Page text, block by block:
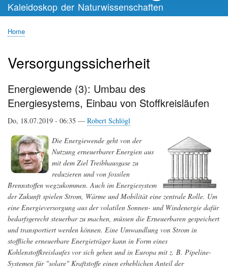
Kaleidoskop der Naturwissenschaften
Home
Versorgungssicherheit
Energiewende (3): Umbau des
Energiesystems, Einbau von Stoffkreisläufen
Do, 18.07.2019 - 06:35 — Robert Schlögl
Die Energiewende geht von der
Nutzung erneuerbarer Energien aus
mit dem Ziel Treibhausgase zu
reduzieren und von fossilen
Brennstoffen wegzukommen. Auch im Energiesystem
der Zukunft spielen Strom, Wärme und Mobilität eine zentrale Rolle. Um
eine Energieversorgung aus der volatilen Sonnen- und Windenergie dafür
bedarfsgerecht steuerbar zu machen, müssen die Erneuerbaren gespeichert
und transportiert werden können. Eine Umwandlung von Strom in
stoffliche erneuerbare Energieträger kann in Form eines
Kohlenstoffkreislaufes vor sich gehen und in Europa mit z. B. Pipeline-
Systemen für "solare" Kraftstoffe einen erheblichen Anteil der